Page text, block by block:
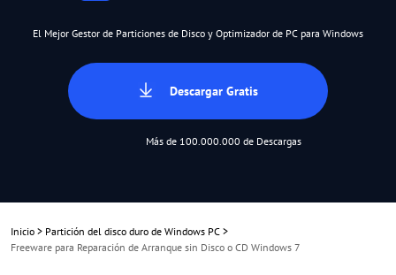
El Mejor Gestor de Particiones de Disco y Optimizador de PC para Windows
Descargar Gratis
Más de 100.000.000 de Descargas
Inicio > Partición del disco duro de Windows PC >
Freeware para Reparación de Arranque sin Disco o CD Windows 7